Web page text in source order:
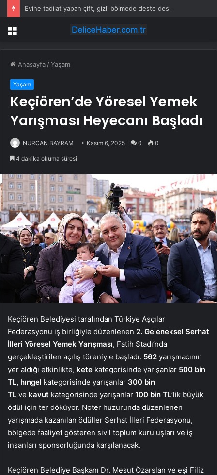
Menü
Anasayfa /Yaşam
Yaşam
Keçiören’de Yöresel Yemek
Yarışması Heyecanı Başladı
NURCAN BAYRAM Kasım 6, 2025 0 0
4 dakika okuma süresi
Keçiören Belediyesi tarafından Türkiye Aşçılar
Federasyonu iş birliğiyle düzenlenen 2. Geleneksel Serhat
İlleri Yöresel Yemek Yarışması, Fatih Stadı’nda
gerçekleştirilen açılış töreniyle başladı. 562 yarışmacının
yer aldığı etkinlikte, kete kategorisinde yarışanlar 500 bin
TL, hıngel kategorisinde yarışanlar 300 bin
TL ve kavut kategorisinde yarışanlar 100 bin TL’lik büyük
ödül için ter döküyor. Noter huzurunda düzenlenen
yarışmada kazanılan ödüller Serhat İlleri Federasyonu,
bölgede faaliyet gösteren sivil toplum kuruluşları ve iş
insanları sponsorluğunda karşılanacak.
Keçiören Belediye Başkanı Dr. Mesut Özarslan ve eşi Filiz